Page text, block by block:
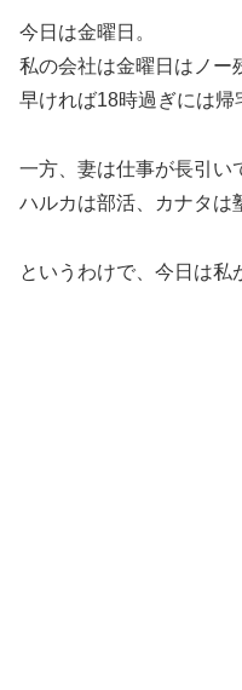
今日は金曜日。
私の会社は金曜日はノー
早ければ18時過ぎには帰
一方、妻は仕事が長引い
ハルカは部活、カナタは
というわけで、今日は私